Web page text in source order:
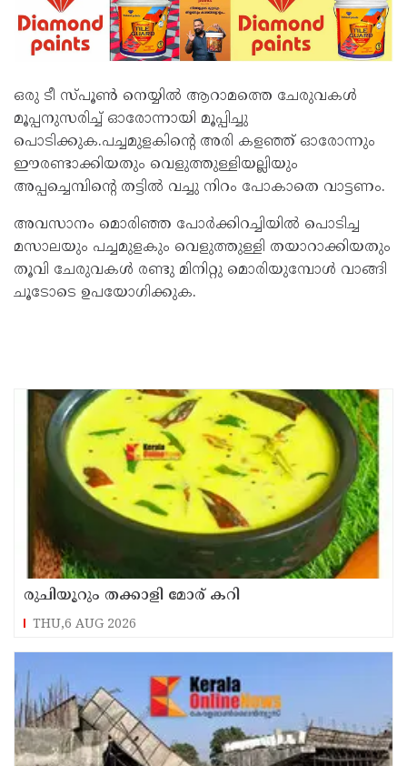
ഒരു ടീ സ്പൂണ്‍ നെയ്യില്‍ ആറാമത്തെ ചേരുവകള്‍
മൂപ്പനുസരിച്ച് ഓരോന്നായി മൂപ്പിച്ചു
പൊടിക്കുക.പച്ചമുളകിന്റെ അരി കളഞ്ഞ് ഓരോന്നും
ഈരണ്ടാക്കിയതും വെളുത്തുള്ളിയല്ലിയും
അപ്പച്ചെമ്പിന്റെ തട്ടില്‍ വച്ചു നിറം പോകാതെ വാട്ടണം.
അവസാനം മൊരിഞ്ഞ പോര്‍ക്കിറച്ചിയില്‍ പൊടിച്ച
മസാലയും പച്ചമുളകും വെളുത്തുള്ളി തയാറാക്കിയതും
തൂവി ചേരുവകള്‍ രണ്ടു മിനിറ്റു മൊരിയുമ്പോള്‍ വാങ്ങി
ചൂടോടെ ഉപയോഗിക്കുക.
രുചിയൂറും തക്കാളി മോര് കറി
THU,6 AUG 2026